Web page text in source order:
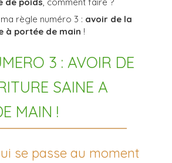
règle numéro 3 : avoir de la
à portée de main !
3 : AVOIR DE
SAINE A
MAIN !
se passe au moment